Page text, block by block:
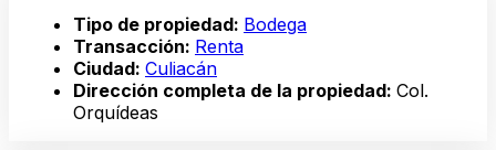
Tipo de propiedad: Bodega
Transacción: Renta
Ciudad: Culiacán
Dirección completa de la propiedad: Col.
Orquídeas